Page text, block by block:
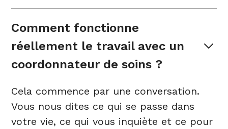
Comment fonctionne
réellement le travail avec un
coordonnateur de soins ?
Cela commence par une conversation.
Vous nous dites ce qui se passe dans
votre vie, ce qui vous inquiète et ce pour